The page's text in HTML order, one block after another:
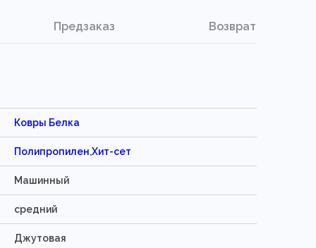
Предзаказ Возврат
Ковры Белка
Полипропилен,Хит-сет
Машинный
средний
Джутовая